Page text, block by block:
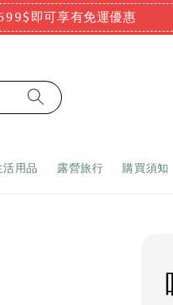
即可享有免運優惠
活用品 露營旅行 購買須知